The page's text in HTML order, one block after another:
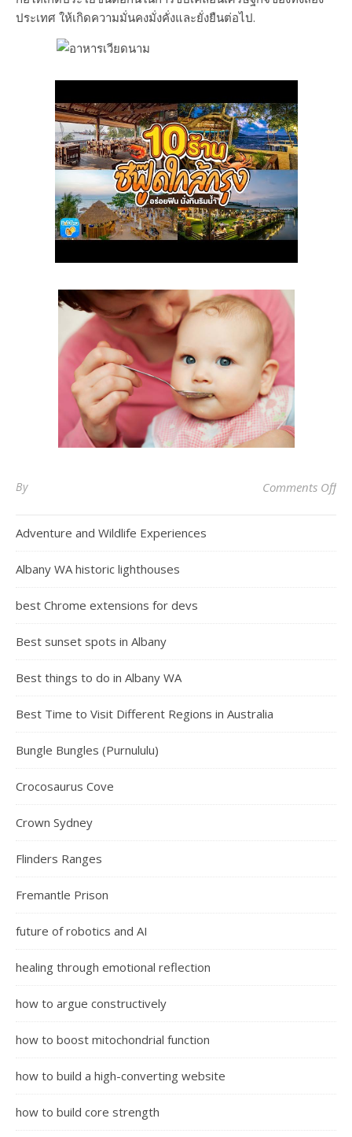
ประเทศ ให้เกิดความมั่นคงมั่งคั่งและยั่งยืนต่อไป.
By Comments Offon
Adventure and Wildlife Experiences
Albany WA historic lighthouses
best Chrome extensions for devs
Best sunset spots in Albany
Best things to do in Albany WA
Best Time to Visit Different Regions in Australia
Bungle Bungles (Purnululu)
Crocosaurus Cove
Crown Sydney
Flinders Ranges
Fremantle Prison
future of robotics and AI
healing through emotional reflection
how to argue constructively
how to boost mitochondrial function
how to build a high-converting website
how to build core strength